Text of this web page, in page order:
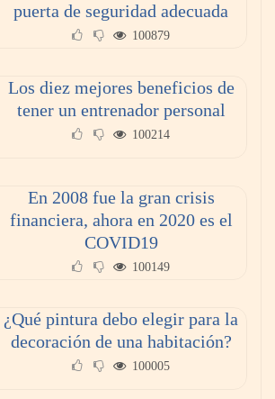
perfecta: ¿Cuándo y
puerta de seguridad adecuada
100879
Los diez mejores beneficios de
tener un entrenador personal
100214
En 2008 fue la gran crisis
financiera, ahora en 2020 es el
COVID19
100149
¿Qué pintura debo elegir para la
decoración de una habitación?
100005